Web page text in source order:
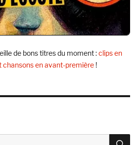
de bons titres du moment :clips en
chansons en avant-première !